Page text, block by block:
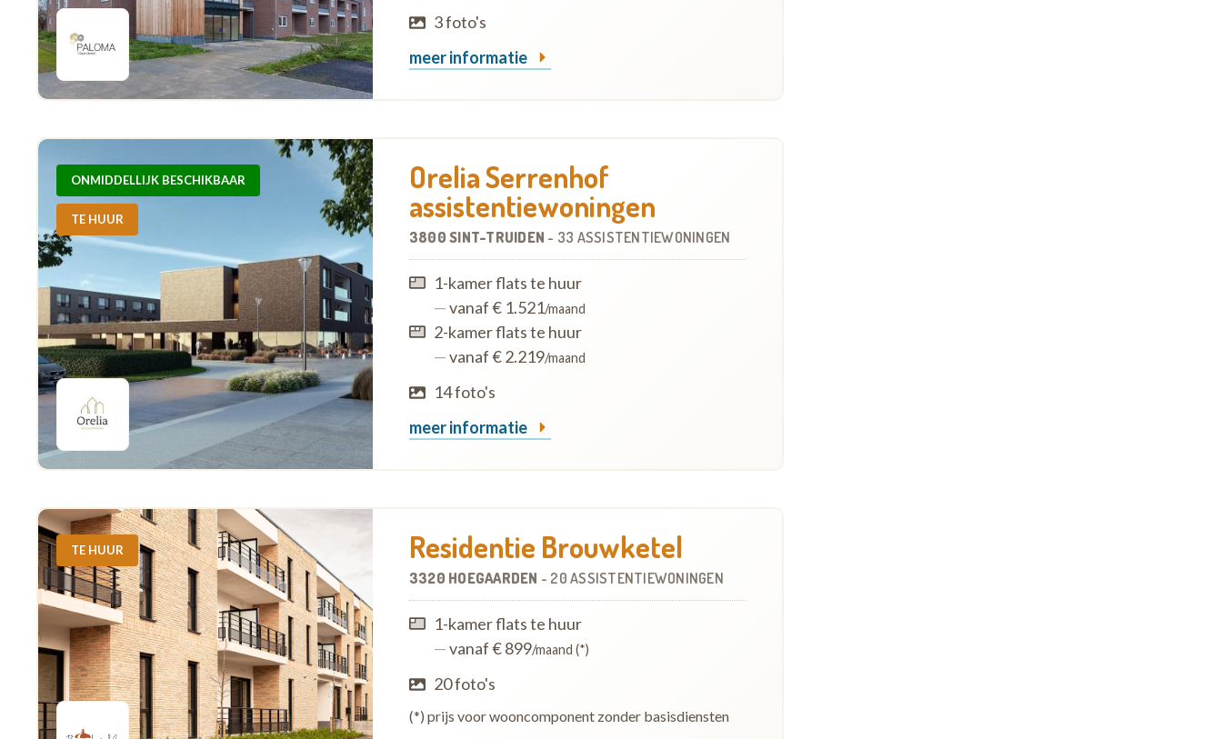
3 foto's
meer informatie
ONMIDDELLIJK BESCHIKBAAR
TE HUUR
Orelia Serrenhof
assistentiewoningen
3800 SINT-TRUIDEN - 33 ASSISTENTIEWONINGEN
1-kamer flats te huur
—vanaf € 1.521/maand
2-kamer flats te huur
—vanaf € 2.219/maand
14 foto's
meer informatie
TE HUUR Residentie Brouwketel
3320 HOEGAARDEN - 20 ASSISTENTIEWONINGEN
1-kamer flats te huur
—vanaf € 899/maand (*)
20 foto's
(*) prijs voor wooncomponent zonder basisdiensten